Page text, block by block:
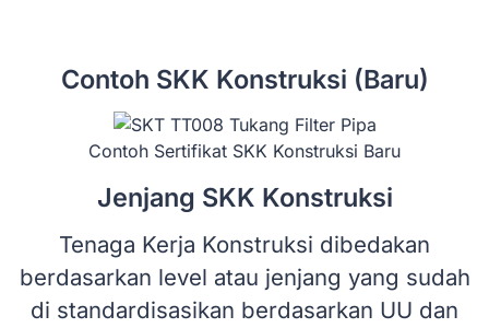
Contoh SKK Konstruksi (Baru)
Contoh Sertifikat SKK Konstruksi Baru
Jenjang SKK Konstruksi
Tenaga Kerja Konstruksi dibedakan
berdasarkan level atau jenjang yang sudah
di standardisasikan berdasarkan UU dan